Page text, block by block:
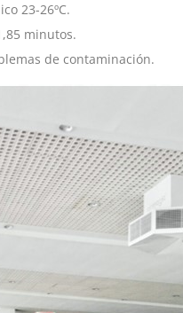
23-26ºC.
minutos.
de contaminación.